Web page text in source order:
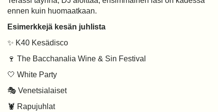
ennen kuin huomaatkaan.
Esimerkkejä kesän juhlista
✨ K40 Kesädisco
🍷 The Bacchanalia Wine & Sin Festival
🤍 White Party
🎭 Venetsialaiset
🦞 Rapujuhlat